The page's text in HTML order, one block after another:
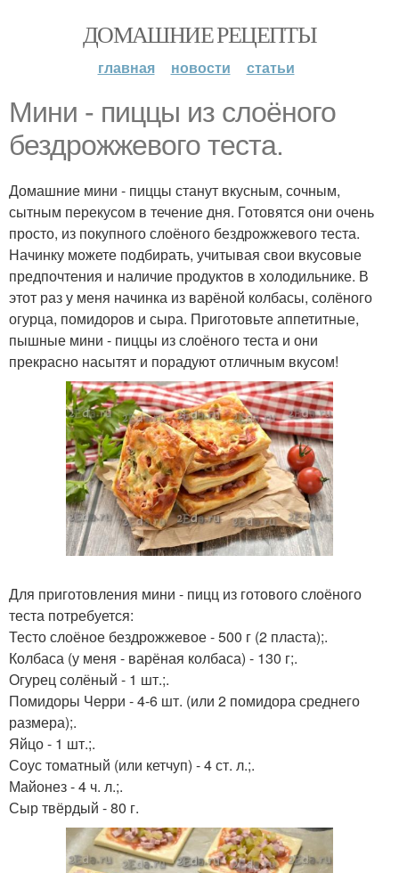
ДОМАШНИЕ РЕЦЕПТЫ
главная новости статьи
Мини - пиццы из слоёного
бездрожжевого теста.
Домашние мини - пиццы станут вкусным, сочным,
сытным перекусом в течение дня. Готовятся они очень
просто, из покупного слоёного бездрожжевого теста.
Начинку можете подбирать, учитывая свои вкусовые
предпочтения и наличие продуктов в холодильнике. В
этот раз у меня начинка из варёной колбасы, солёного
огурца, помидоров и сыра. Приготовьте аппетитные,
пышные мини - пиццы из слоёного теста и они
прекрасно насытят и порадуют отличным вкусом!
Для приготовления мини - пицц из готового слоёного
теста потребуется:
Тесто слоёное бездрожжевое - 500 г (2 пласта);.
Колбаса (у меня - варёная колбаса) - 130 г;.
Огурец солёный - 1 шт.;.
Помидоры Черри - 4-6 шт. (или 2 помидора среднего
размера);.
Яйцо - 1 шт.;.
Соус томатный (или кетчуп) - 4 ст. л.;.
Майонез - 4 ч. л.;.
Сыр твёрдый - 80 г.